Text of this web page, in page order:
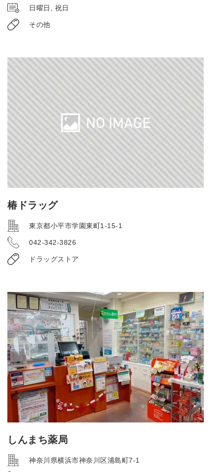
日曜日, 祝日
その他
椿ドラッグ
東京都小平市学園東町1-15-1
042-342-3826
ドラッグストア
しんまち薬局
神奈川県横浜市神奈川区浦島町7-1